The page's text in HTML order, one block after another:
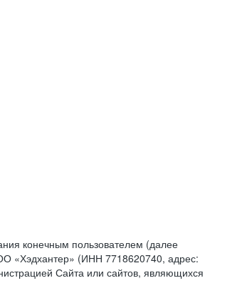
конечным пользователем (далее
«Хэдхантер» (ИНН 7718620740, адрес:
Сайта или сайтов, являющихся